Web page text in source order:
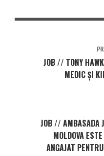
JOB // TONY
MEDIC ȘI
JOB // AMBASADA
MOLDOVA
ANGAJAT